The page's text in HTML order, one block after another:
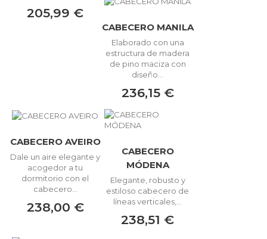
205,99 €
CABECERO MANILA
Elaborado con una
estructura de madera
de pino maciza con
diseño...
236,15 €
CABECERO AVEIRO
Dale un aire elegante y
acogedor a tu
dormitorio con el
cabecero...
238,00 €
CABECERO
MÓDENA
Elegante, robusto y
estiloso cabecero de
líneas verticales,...
238,51 €